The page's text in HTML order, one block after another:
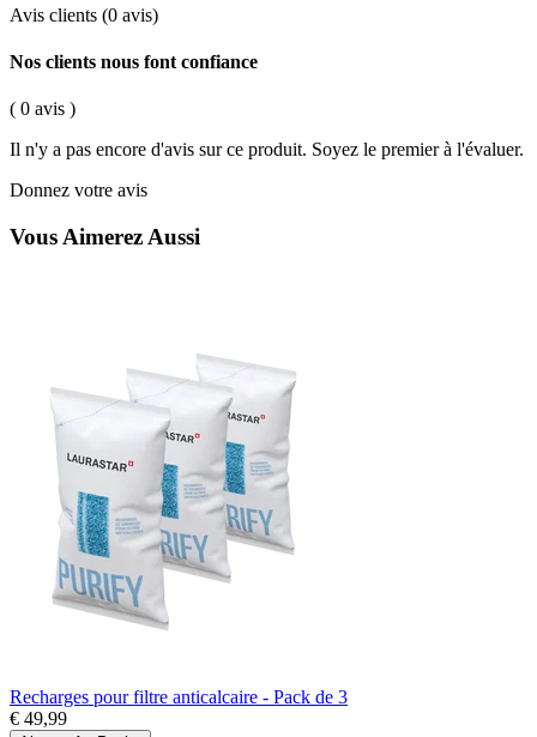
Avis clients (0 avis)
Nos clients nous font confiance
( 0 avis )
Il n'y a pas encore d'avis sur ce produit. Soyez le premier à l'évaluer.
Donnez votre avis
Vous Aimerez Aussi
Recharges pour filtre anticalcaire - Pack de 3
€ 49,99